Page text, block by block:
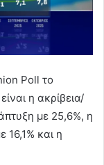
Poll το
η ακρίβεια/
με 25,6%, η
16,1% και η